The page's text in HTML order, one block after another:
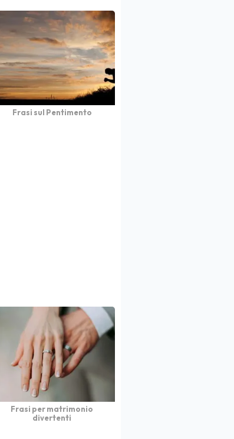
Frasi sul Pentimento
Frasi per matrimonio
divertenti